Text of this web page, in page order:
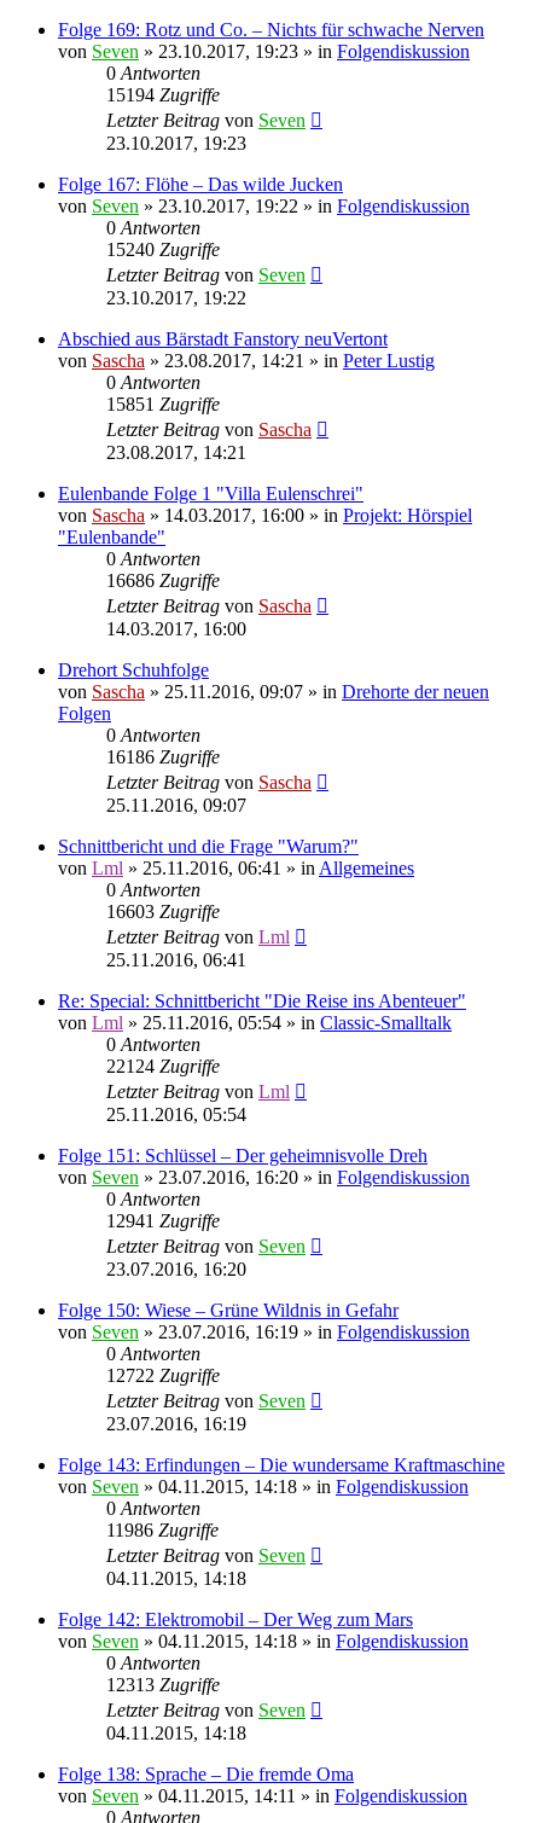
Folge 169: Rotz und Co. – Nichts für schwache Nerven
von Seven » 23.10.2017, 19:23 » in Folgendiskussion
0 Antworten
15194 Zugriffe
Letzter Beitrag von Seven
23.10.2017, 19:23
Folge 167: Flöhe – Das wilde Jucken
von Seven » 23.10.2017, 19:22 » in Folgendiskussion
0 Antworten
15240 Zugriffe
Letzter Beitrag von Seven
23.10.2017, 19:22
Abschied aus Bärstadt Fanstory neuVertont
von Sascha » 23.08.2017, 14:21 » in Peter Lustig
0 Antworten
15851 Zugriffe
Letzter Beitrag von Sascha
23.08.2017, 14:21
Eulenbande Folge 1 "Villa Eulenschrei"
von Sascha » 14.03.2017, 16:00 » in Projekt: Hörspiel
"Eulenbande"
0 Antworten
16686 Zugriffe
Letzter Beitrag von Sascha
14.03.2017, 16:00
Drehort Schuhfolge
von Sascha » 25.11.2016, 09:07 » in Drehorte der neuen
Folgen
0 Antworten
16186 Zugriffe
Letzter Beitrag von Sascha
25.11.2016, 09:07
Schnittbericht und die Frage "Warum?"
von Lml » 25.11.2016, 06:41 » in Allgemeines
0 Antworten
16603 Zugriffe
Letzter Beitrag von Lml
25.11.2016, 06:41
Re: Special: Schnittbericht "Die Reise ins Abenteuer"
von Lml » 25.11.2016, 05:54 » in Classic-Smalltalk
0 Antworten
22124 Zugriffe
Letzter Beitrag von Lml
25.11.2016, 05:54
Folge 151: Schlüssel – Der geheimnisvolle Dreh
von Seven » 23.07.2016, 16:20 » in Folgendiskussion
0 Antworten
12941 Zugriffe
Letzter Beitrag von Seven
23.07.2016, 16:20
Folge 150: Wiese – Grüne Wildnis in Gefahr
von Seven » 23.07.2016, 16:19 » in Folgendiskussion
0 Antworten
12722 Zugriffe
Letzter Beitrag von Seven
23.07.2016, 16:19
Folge 143: Erfindungen – Die wundersame Kraftmaschine
von Seven » 04.11.2015, 14:18 » in Folgendiskussion
0 Antworten
11986 Zugriffe
Letzter Beitrag von Seven
04.11.2015, 14:18
Folge 142: Elektromobil – Der Weg zum Mars
von Seven » 04.11.2015, 14:18 » in Folgendiskussion
0 Antworten
12313 Zugriffe
Letzter Beitrag von Seven
04.11.2015, 14:18
Folge 138: Sprache – Die fremde Oma
von Seven » 04.11.2015, 14:11 » in Folgendiskussion
0 Antworten